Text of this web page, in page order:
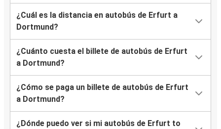
¿Cuál es la distancia en autobús de Erfurt a
Dortmund?
¿Cuánto cuesta el billete de autobús de Erfurt
a Dortmund?
¿Cómo se paga un billete de autobús de Erfurt
a Dortmund?
¿Dónde puedo ver si mi autobús de Erfurt to